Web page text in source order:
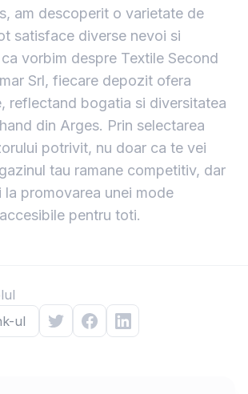
am descoperit o varietate de
satisface diverse nevoi si
vorbim despre Textile Second
Srl, fiecare depozit ofera
reflectand bogatia si diversitatea
din Arges. Prin selectarea
potrivit, nu doar ca te vei
tau ramane competitiv, dar
promovarea unei mode
pentru toti.
ul